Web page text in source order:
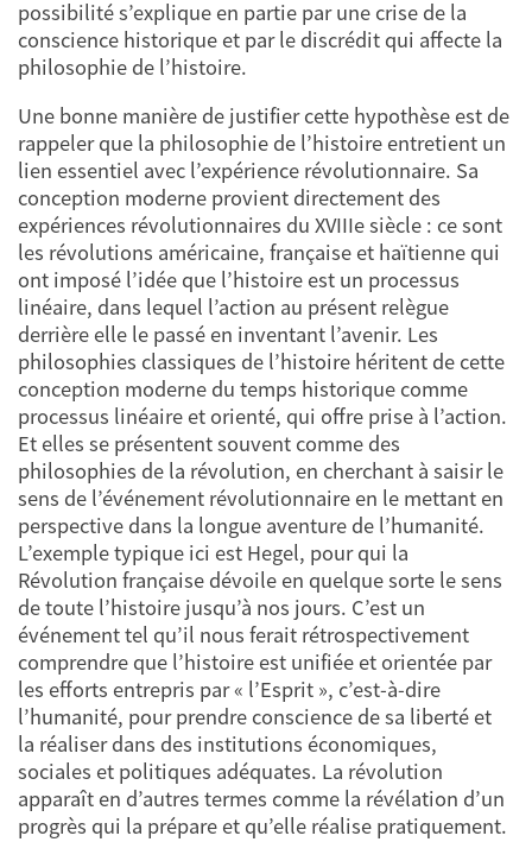
possibilité s’explique en partie par une crise de la
conscience historique et par le discrédit qui affecte la
philosophie de l’histoire.
Une bonne manière de justifier cette hypothèse est de
rappeler que la philosophie de l’histoire entretient un
lien essentiel avec l’expérience révolutionnaire. Sa
conception moderne provient directement des
expériences révolutionnaires du XVIIIe siècle : ce sont
les révolutions américaine, française et haïtienne qui
ont imposé l’idée que l’histoire est un processus
linéaire, dans lequel l’action au présent relègue
derrière elle le passé en inventant l’avenir. Les
philosophies classiques de l’histoire héritent de cette
conception moderne du temps historique comme
processus linéaire et orienté, qui offre prise à l’action.
Et elles se présentent souvent comme des
philosophies de la révolution, en cherchant à saisir le
sens de l’événement révolutionnaire en le mettant en
perspective dans la longue aventure de l’humanité.
L’exemple typique ici est Hegel, pour qui la
Révolution française dévoile en quelque sorte le sens
de toute l’histoire jusqu’à nos jours. C’est un
événement tel qu’il nous ferait rétrospectivement
comprendre que l’histoire est unifiée et orientée par
les efforts entrepris par « l’Esprit », c’est-à-dire
l’humanité, pour prendre conscience de sa liberté et
la réaliser dans des institutions économiques,
sociales et politiques adéquates. La révolution
apparaît en d’autres termes comme la révélation d’un
progrès qui la prépare et qu’elle réalise pratiquement.